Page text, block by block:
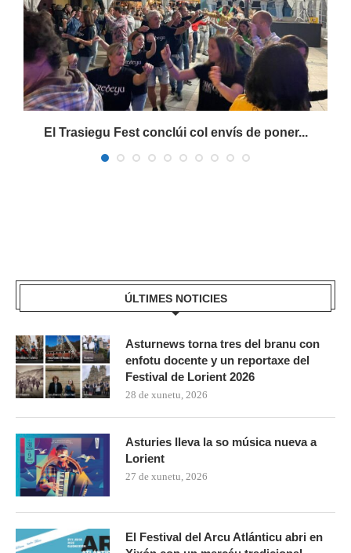
El Trasiegu Fest conclúi col envís de poner...
ÚLTIMES NOTICIES
Asturnews torna tres del branu con
enfotu docente y un reportaxe del
Festival de Lorient 2026
28 de xunetu, 2026
Asturies lleva la so música nueva a
Lorient
27 de xunetu, 2026
El Festival del Arcu Atlánticu abri en